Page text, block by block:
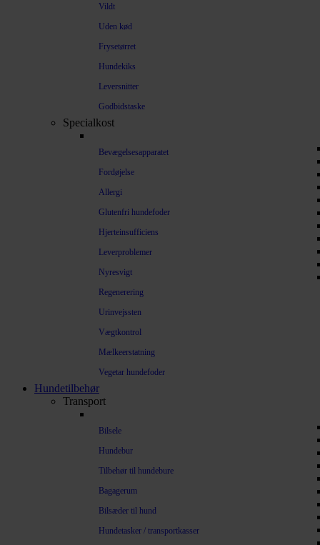
Vildt
Uden kød
Frysetørret
Hundekiks
Leversnitter
Godbidstaske
Specialkost
Bevægelsesapparatet
Fordøjelse
Allergi
Glutenfri hundefoder
Hjerteinsufficiens
Leverproblemer
Nyresvigt
Regenerering
Urinvejssten
Vægtkontrol
Mælkeerstatning
Vegetar hundefoder
Hundetilbehør
Transport
Bilsele
Hundebur
Tilbehør til hundebure
Bagagerum
Bilsæder til hund
Hundetasker / transportkasser